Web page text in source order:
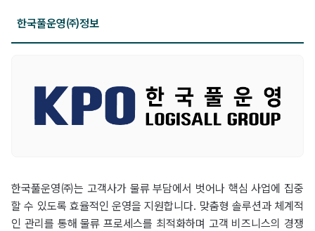
한국풀운영㈜정보
한국풀운영㈜는 고객사가 물류 부담에서 벗어나 핵심 사업에 집중
할 수 있도록 효율적인 운영을 지원합니다. 맞춤형 솔루션과 체계적
인 관리를 통해 물류 프로세스를 최적화하며 고객 비즈니스의 경쟁